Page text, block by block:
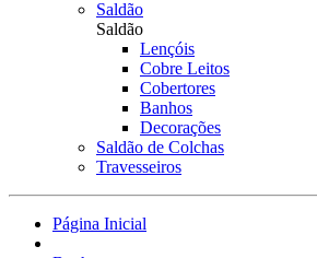
Saldão
Saldão
Lençóis
Cobre Leitos
Cobertores
Banhos
Decorações
Saldão de Colchas
Travesseiros
Página Inicial